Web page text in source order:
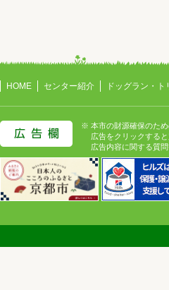
HOME センター紹介 ドッグラン・
※ 本市の財源確保のため
広告をクリックすると
広告内容に関する質問